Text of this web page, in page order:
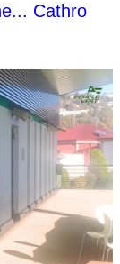
Cathro